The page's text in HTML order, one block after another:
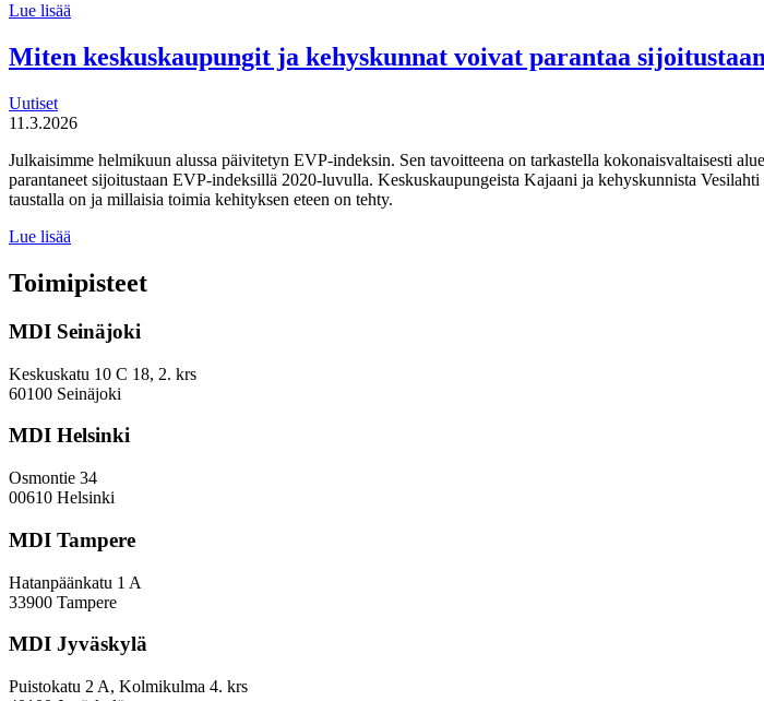
Lue lisää
tekijät haluaa
uudistaa
Miten keskuskaupungit ja kehyskunnat voivat parantaa
Uutiset
11.3.2026
Julkaisimme helmikuun alussa päivitetyn EVP-indeksin. Sen tavoitteena on tarkastella kokonaisvaltaisesti
parantaneet sijoitustaan EVP-indeksillä 2020-luvulla. Keskuskaupungeista Kajaani ja kehyskunnista
taustalla on ja millaisia toimia kehityksen eteen on tehty.
Lue lisää
ja
kehyskunnat
parantaa
EVP-
indeksissä?
Toimipisteet
MDI Seinäjoki
Keskuskatu 10 C 18, 2. krs
60100 Seinäjoki
MDI Helsinki
Osmontie 34
00610 Helsinki
MDI Tampere
Hatanpäänkatu 1 A
33900 Tampere
MDI Jyväskylä
Puistokatu 2 A, Kolmikulma 4. krs